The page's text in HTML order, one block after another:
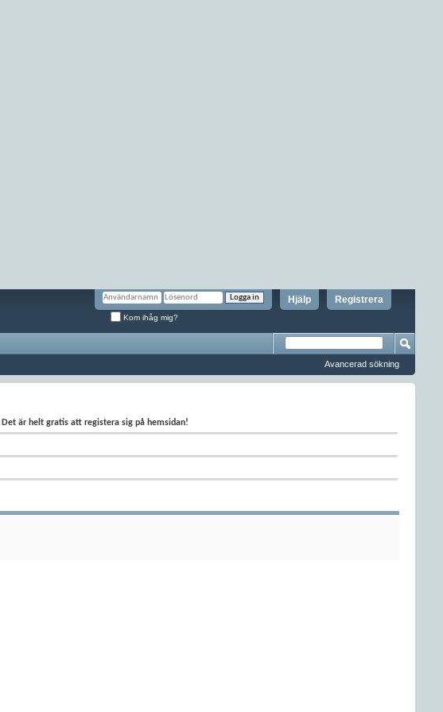
Registrera
Hjälp
Kom ihåg mig?
Avancerad sökning
Det är helt gratis att registera sig på hemsidan!